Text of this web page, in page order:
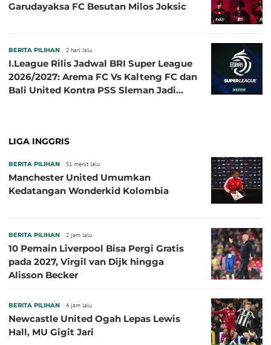
Garudayaksa FC Besutan Milos Joksic
BERITA PILIHAN 2 hari lalu
I.League Rilis Jadwal BRI Super League
2026/2027: Arema FC Vs Kalteng FC dan
Bali United Kontra PSS Sleman Jadi
LIGA INGGRIS
BERITA PILIHAN 51 menit lalu
Manchester United Umumkan
Kedatangan Wonderkid Kolombia
BERITA PILIHAN 2 jam lalu
10 Pemain Liverpool Bisa Pergi Gratis
pada 2027, Virgil van Dijk hingga
Alisson Becker
BERITA PILIHAN 4 jam lalu
Newcastle United Ogah Lepas Lewis
Hall, MU Gigit Jari